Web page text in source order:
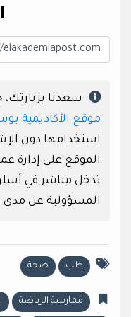
سعدنا
موقع الأكاديمية
استخدامها دون
الموقع على إدارة
تدخل مباشر في
المسؤولية عن مدى
طب صحة
ممارسة الرياضة